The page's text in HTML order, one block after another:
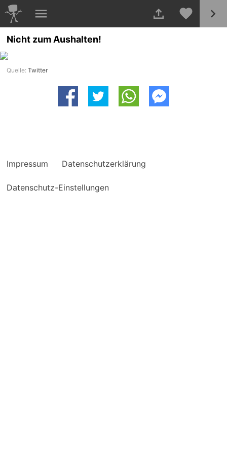
Nicht zum Aushalten!
Quelle:Twitter
Impressum Datenschutzerklärung
Datenschutz-Einstellungen